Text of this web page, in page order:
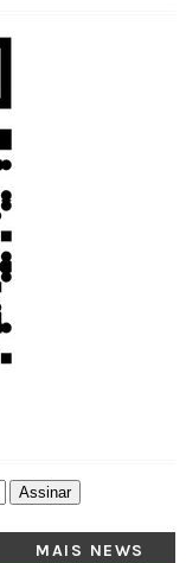
MAIS NEWS